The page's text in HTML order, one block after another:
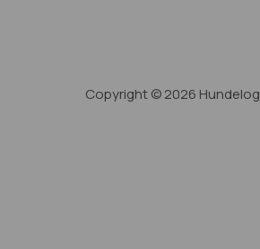
Copyright © 2026 Hundelog